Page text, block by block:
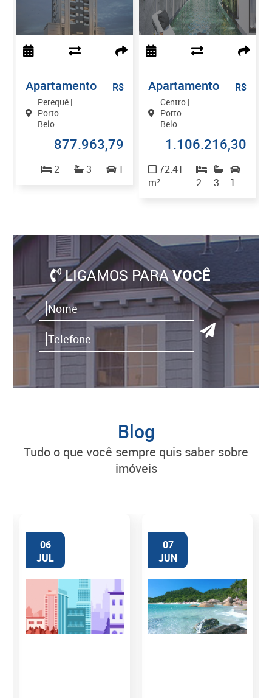
Apartamento
Perequê |
Porto
Belo
R$
877.963,79
2 3 1
Apartamento
Centro |
Porto
Belo
R$
1.106.216,30
72.41
m²
2 3 1
LIGAMOS PARAVOCÊ
Blog
tudo o que você sempre quis saber sobre
imóveis
06
JUL
07
JUN